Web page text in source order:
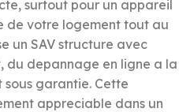
surtout pour un appareil
de votre logement tout au
un SAV structure avec
du depannage en ligne a la
garantie. Cette
appreciable dans un